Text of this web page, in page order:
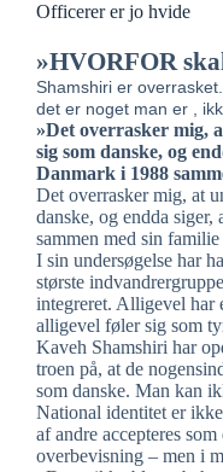
Officerer er jo hvide
»HVORFOR
Shamshiri er
det er noget man er ,
»Det overrasker mig,
sig som danske, og
Danmark i 1988
Det overrasker mig, at
danske, og endda
sammen med sin
I sin undersøgelse har
største
integreret. Alligevel har
alligevel føler sig som
Kaveh Shamshiri har
troen på, at de
som danske. Man kan
National identitet er
af andre accepteres
overbevisning – men i